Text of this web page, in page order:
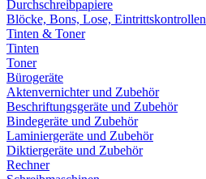
Durchschreibpapiere
Blöcke, Bons, Lose, Eintrittskontrollen
Tinten & Toner
Tinten
Toner
Bürogeräte
Aktenvernichter und Zubehör
Beschriftungsgeräte und Zubehör
Bindegeräte und Zubehör
Laminiergeräte und Zubehör
Diktiergeräte und Zubehör
Rechner